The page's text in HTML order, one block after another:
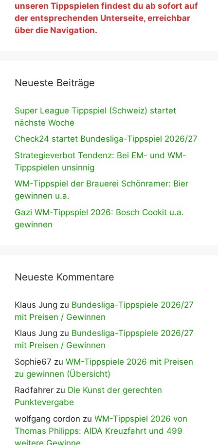
unseren Tippspielen findest du ab sofort auf
der entsprechenden Unterseite, erreichbar
über die Navigation.
Neueste Beiträge
Super League Tippspiel (Schweiz) startet
nächste Woche
Check24 startet Bundesliga-Tippspiel 2026/27
Strategieverbot Tendenz: Bei EM- und WM-
Tippspielen unsinnig
WM-Tippspiel der Brauerei Schönramer: Bier
gewinnen u.a.
Gazi WM-Tippspiel 2026: Bosch Cookit u.a.
gewinnen
Neueste Kommentare
Klaus Jung zu Bundesliga-Tippspiele 2026/27
mit Preisen / Gewinnen
Klaus Jung zu Bundesliga-Tippspiele 2026/27
mit Preisen / Gewinnen
Sophie67 zu WM-Tippspiele 2026 mit Preisen
zu gewinnen (Übersicht)
Radfahrer zu Die Kunst der gerechten
Punktevergabe
wolfgang cordon zu WM-Tippspiel 2026 von
Thomas Philipps: AIDA Kreuzfahrt und 499
weitere Gewinne